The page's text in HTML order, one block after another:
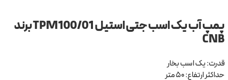
پمپ آب یک اسب جتی استیل TPM100/01 برند
CNB
قدرت: یک اسب بخار
حداکثر ارتفاع: 50 متر